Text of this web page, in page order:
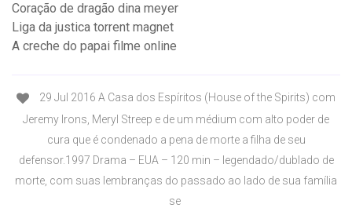
Coração de dragão dina meyer
Liga da justica torrent magnet
A creche do papai filme online
29 Jul 2016 A Casa dos Espíritos (House of the Spirits) com
Jeremy Irons, Meryl Streep e de um médium com alto poder de
cura que é condenado a pena de morte a filha de seu
defensor.1997 Drama – EUA – 120 min – legendado/dublado de
morte, com suas lembranças do passado ao lado de sua família
se